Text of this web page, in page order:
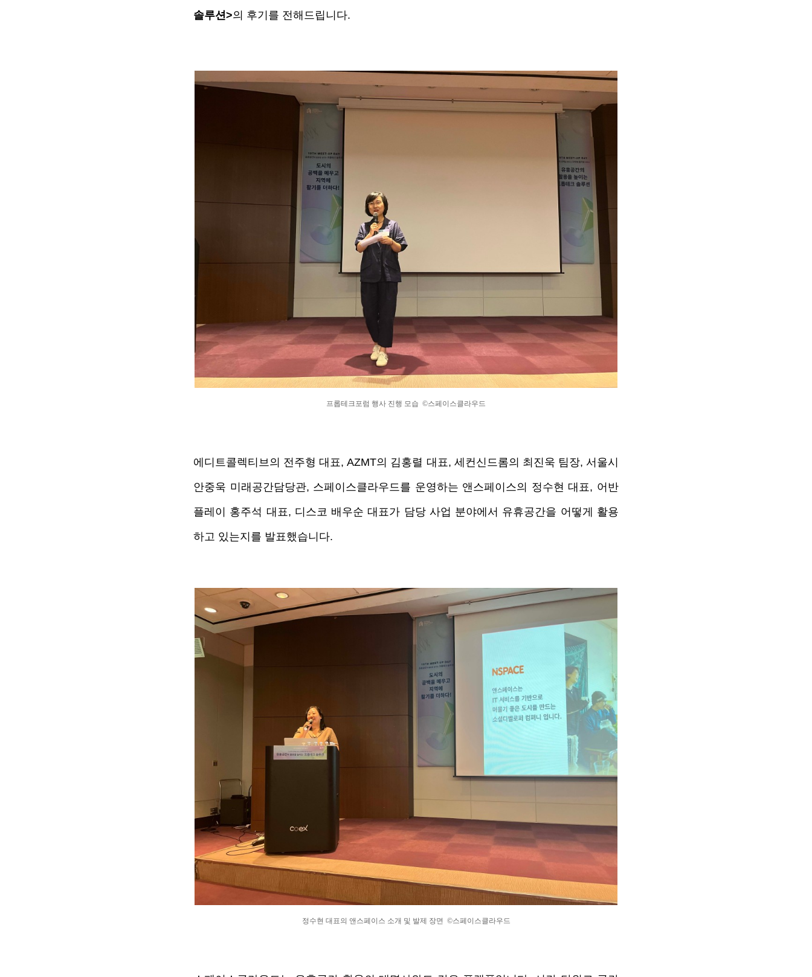
솔루션>의 후기를 전해드립니다.
프롭테크포럼 행사 진행 모습 ©스페이스클라우드
에디트콜렉티브의 전주형 대표, AZMT의 김홍렬 대표, 세컨신드롬의 최진욱 팀장, 서울시
안중욱 미래공간담당관, 스페이스클라우드를 운영하는 앤스페이스의 정수현 대표, 어반
플레이 홍주석 대표, 디스코 배우순 대표가 담당 사업 분야에서 유휴공간을 어떻게 활용
하고 있는지를 발표했습니다.
정수현 대표의 앤스페이스 소개 및 발제 장면 ©스페이스클라우드